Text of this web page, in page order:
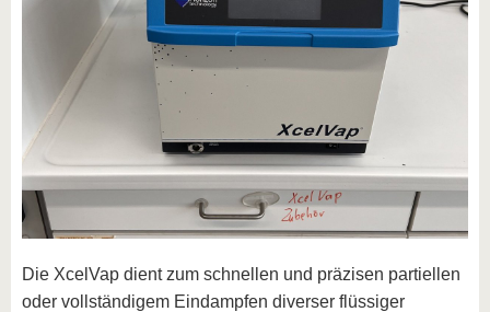
Die XcelVap dient zum schnellen und präzisen partiellen
oder vollständigem Eindampfen diverser flüssiger